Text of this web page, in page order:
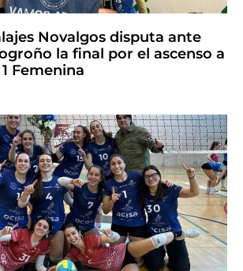
Novalgos disputa ante
la final por el ascenso a
Femenina